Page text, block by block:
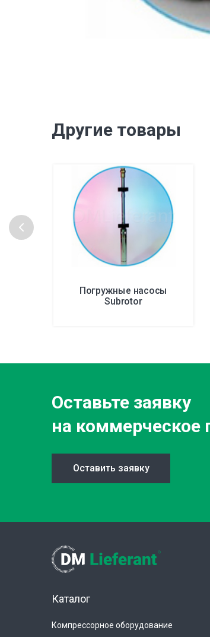
Другие товары
Погружные насосы
Subrotor
Оставьте заявку
на
Оставить заявку
Каталог
Компрессорное оборудование